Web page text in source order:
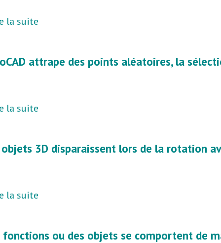
la suite
attrape des points aléatoires, la
la suite
objets 3D disparaissent lors de la rotation
la suite
fonctions ou des objets se comportent de